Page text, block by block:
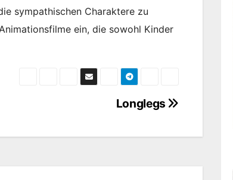
sympathischen Charaktere zu
ein, die sowohl Kinder
Longlegs